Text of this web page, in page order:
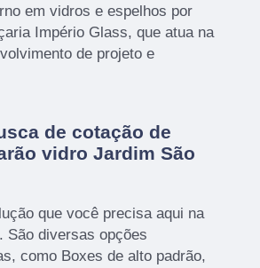
em vidros e espelhos por
Império Glass, que atua na
de projeto e
de cotação de
vidro Jardim São
que você precisa aqui na
São diversas opções
como Boxes de alto padrão,